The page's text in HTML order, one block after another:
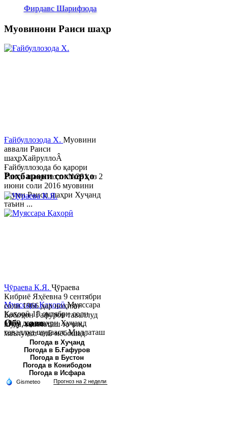
Фирдавс Шарифзода
Муовинони Раиси шаҳр
Ғайбуллозода Х. Муовини
аввали Раиси
шаҳрХайруллоÂ
Ғайбуллозода бо қарори
Раиси шаҳр таҳти №281 аз 2
июни соли 2016 муовини
якуми Раиси шаҳри Хуҷанд
таъин ...
Муяссара ҚаҳорӣМуяссара
Қаҳорӣ 15 октябри соли
1979 дар шаҳри Хуҷанд
таваллуд шудааст. Миллаташ
тоҷик. Маълумот олӣ. Соли
2002 Донишгоҳи давлатии
Хуҷанд ба...
Роҳбарони сохторҳо
Ҷӯраева К.Я. Ҷӯраева
Кибриё Яҳёевна 9 сентябри
соли 1966 дар ноҳияи
Бобоҷон Ғафуров таваллуд
шуда, миллаташ тоҷик,
маълумот олӣ мебошад.
Соли 1997 Донишг...
Обу хаво
Погода в Хуҷанд
Погода в Б.Ғафуров
Погода в Бустон
Погода в Конибодом
Погода в Исфара